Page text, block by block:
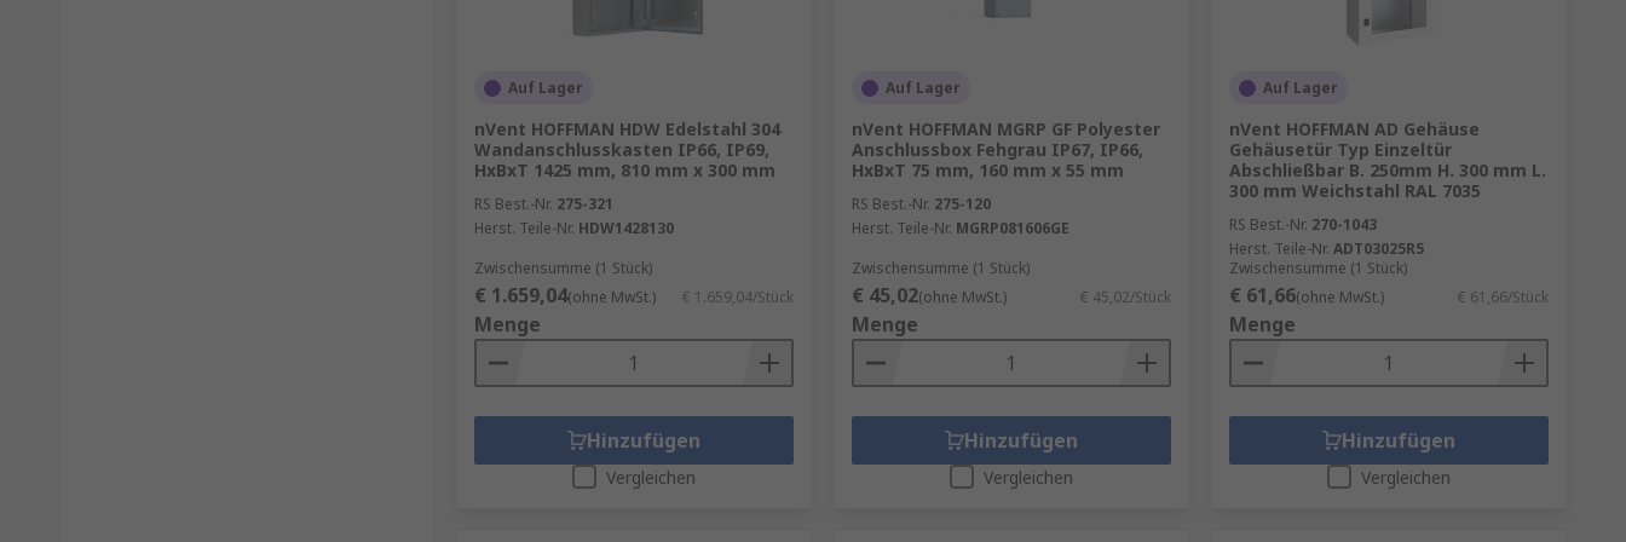
Auf Lager
nVent HOFFMAN HDW Edelstahl 304
Wandanschlusskasten IP66, IP69,
HxBxT 1425 mm, 810 mm x 300 mm
RS Best.-Nr. 275-321
Herst. Teile-Nr. HDW1428130
Zwischensumme (1 Stück)
€ 1.659,04(ohne MwSt.) € 1.659,04/Stück
Menge
Hinzufügen
Vergleichen
Auf Lager
nVent HOFFMAN MGRP GF Polyester
Anschlussbox Fehgrau IP67, IP66,
HxBxT 75 mm, 160 mm x 55 mm
RS Best.-Nr. 275-120
Herst. Teile-Nr. MGRP081606GE
Zwischensumme (1 Stück)
€ 45,02(ohne MwSt.) € 45,02/Stück
Menge
Hinzufügen
Vergleichen
Auf Lager
nVent HOFFMAN AD Gehäuse
Gehäusetür Typ Einzeltür
Abschließbar B. 250mm H. 300 mm L.
300 mm Weichstahl RAL 7035
RS Best.-Nr. 270-1043
Herst. Teile-Nr. ADT03025R5
Zwischensumme (1 Stück)
€ 61,66(ohne MwSt.) € 61,66/Stück
Menge
Hinzufügen
Vergleichen